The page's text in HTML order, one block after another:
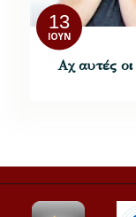
13
ΙΟΎΝ
Αχ αυτές